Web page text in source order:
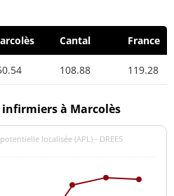
Cantal France
108.88 119.28
infirmiers à Marcolès
localisée (APL) - DREES